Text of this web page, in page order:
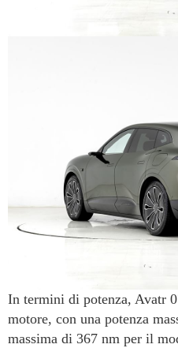
In termini di potenza, Avatr
motore, con una potenza
massima di 367 nm per il